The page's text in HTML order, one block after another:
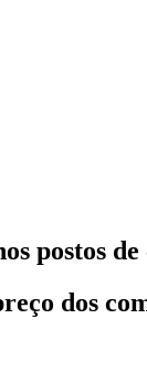
postos de
dos